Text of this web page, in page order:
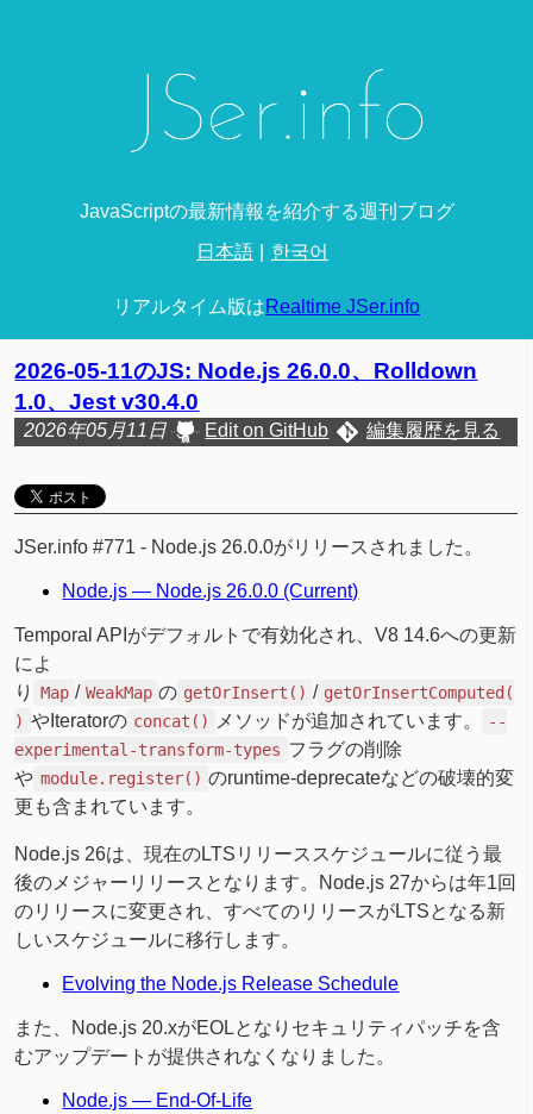
JavaScriptの最新情報を紹介する週刊ブログ
日本語 한국어
リアルタイム版はRealtime JSer.info
2026-05-11のJS: Node.js 26.0.0、Rolldown
1.0、Jest v30.4.0
2026年05月11日 Edit on GitHub 編集履歴を見る
JSer.info #771 - Node.js 26.0.0がリリースされました。
Node.js — Node.js 26.0.0 (Current)
Temporal APIがデフォルトで有効化され、V8 14.6への更新
によ
り
Map / WeakMap の getOrInsert() / getOrInsertComputed(
) やIteratorの concat() メソッドが追加されています。
--
experimental-transform-types フラグの削除
や module.register() のruntime-deprecateなどの破壊的変
更も含まれています。
Node.js 26は、現在のLTSリリーススケジュールに従う最
後のメジャーリリースとなります。Node.js 27からは年1回
のリリースに変更され、すべてのリリースがLTSとなる新
しいスケジュールに移行します。
Evolving the Node.js Release Schedule
また、Node.js 20.xがEOLとなりセキュリティパッチを含
むアップデートが提供されなくなりました。
Node.js — End-Of-Life